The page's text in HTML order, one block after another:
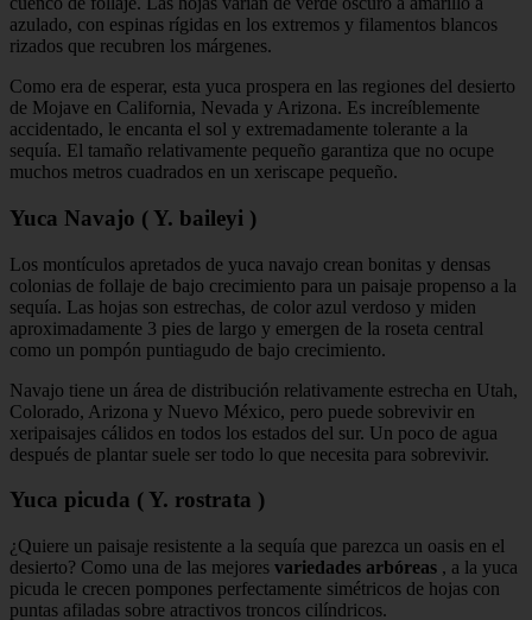
azulado, con espinas rígidas en los extremos y filamentos blancos
rizados que recubren los márgenes.
Como era de esperar, esta yuca prospera en las regiones del desierto
de Mojave en California, Nevada y Arizona. Es increíblemente
accidentado, le encanta el sol y extremadamente tolerante a la
sequía. El tamaño relativamente pequeño garantiza que no ocupe
muchos metros cuadrados en un xeriscape pequeño.
Yuca Navajo ( Y. baileyi )
Los montículos apretados de yuca navajo crean bonitas y densas
colonias de follaje de bajo crecimiento para un paisaje propenso a la
sequía. Las hojas son estrechas, de color azul verdoso y miden
aproximadamente 3 pies de largo y emergen de la roseta central
como un pompón puntiagudo de bajo crecimiento.
Navajo tiene un área de distribución relativamente estrecha en Utah,
Colorado, Arizona y Nuevo México, pero puede sobrevivir en
xeripaisajes cálidos en todos los estados del sur. Un poco de agua
después de plantar suele ser todo lo que necesita para sobrevivir.
Yuca picuda ( Y. rostrata )
¿Quiere un paisaje resistente a la sequía que parezca un oasis en el
desierto? Como una de las mejores variedades arbóreas , a la yuca
picuda le crecen pompones perfectamente simétricos de hojas con
puntas afiladas sobre atractivos troncos cilíndricos.